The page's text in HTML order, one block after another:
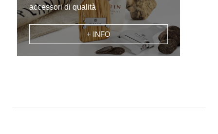
accessori di qualità
+ INFO